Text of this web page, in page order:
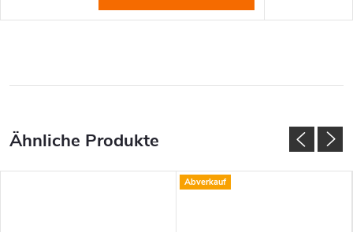
Abverkauf